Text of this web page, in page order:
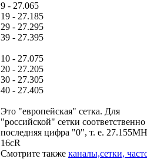
9 - 27.065
19 - 27.185
29 - 27.295
39 - 27.395
10 - 27.075
20 - 27.205
30 - 27.305
40 - 27.405
Это "европейская" сетка. Для
"российской" сетки соответственно
последняя цифра "0", т. е.
16cR
Смотрите также каналы,сетки,